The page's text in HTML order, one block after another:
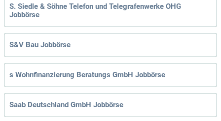
S. Siedle & Söhne Telefon und Telegrafenwerke OHG
Jobbörse
S&V Bau Jobbörse
s Wohnfinanzierung Beratungs GmbH Jobbörse
Saab Deutschland GmbH Jobbörse